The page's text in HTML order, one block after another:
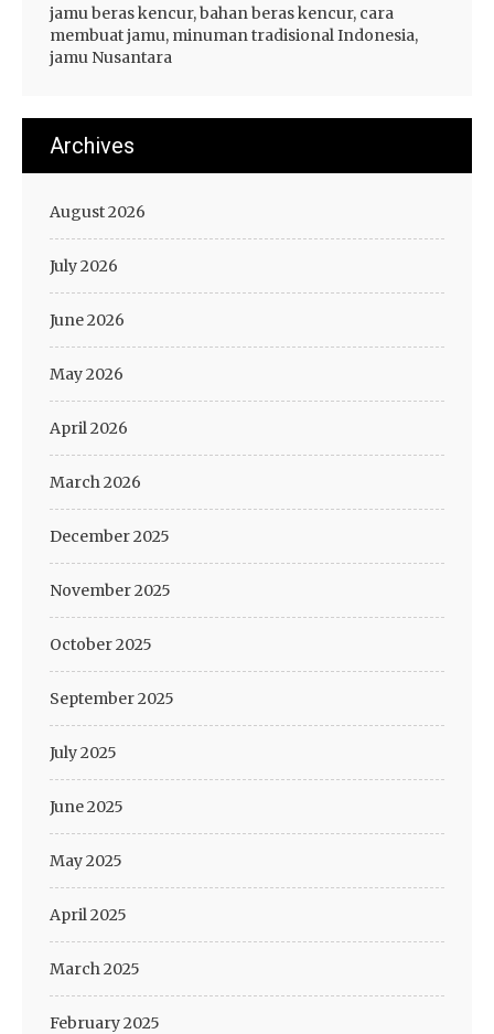
jamu beras kencur, bahan beras kencur, cara
membuat jamu, minuman tradisional Indonesia,
jamu Nusantara
Archives
August 2026
July 2026
June 2026
May 2026
April 2026
March 2026
December 2025
November 2025
October 2025
September 2025
July 2025
June 2025
May 2025
April 2025
March 2025
February 2025